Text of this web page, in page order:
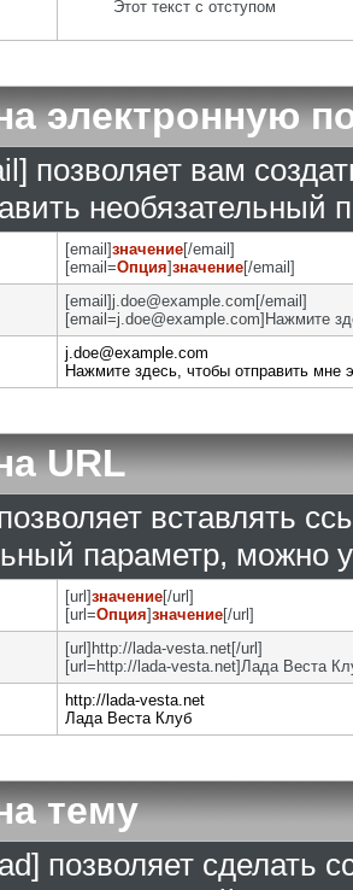
Этот текст с отступом
электронную
позволяет вам
необязательный
[email]значение[/email]
[email=Опция]значение[/email]
[email]j.doe@example.com[/email]
[email=j.doe@example.com]Нажмите
j.doe@example.com
Нажмите здесь, чтобы отправить мне
URL
вставлять
параметр, можно
[url]значение[/url]
[url=Опция]значение[/url]
[url]http://lada-vesta.net[/url]
[url=http://lada-vesta.net]Лада Веста
http://lada-vesta.net
Лада Веста Клуб
тему
позволяет сделать